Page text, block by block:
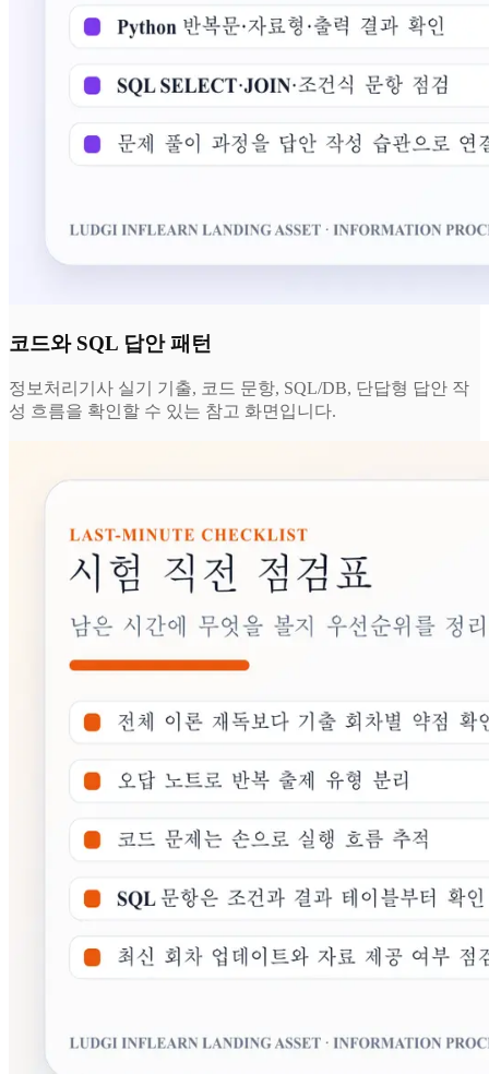
코드와 SQL 답안 패턴
정보처리기사 실기 기출, 코드 문항, SQL/DB, 단답형 답안 작
성 흐름을 확인할 수 있는 참고 화면입니다.